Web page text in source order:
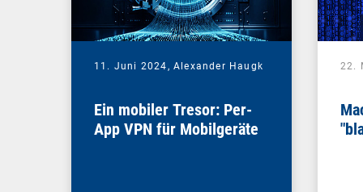
11. Juni 2024, Alexander Haugk
Ein mobiler Tresor: Per-
App VPN für Mobilgeräte
22.